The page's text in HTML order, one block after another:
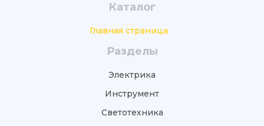
Каталог
Главная страница
Разделы
Электрика
Инструмент
Светотехника